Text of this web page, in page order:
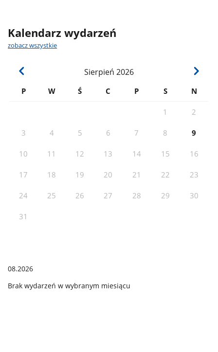
Kalendarz wydarzeń
zobacz wszystkie
Sierpień 2026
P W Ś C P S N
1 2
3 4 5 6 7 8 9
10 11 12 13 14 15 16
17 18 19 20 21 22 23
24 25 26 27 28 29 30
31
08.2026
Brak wydarzeń w wybranym miesiącu